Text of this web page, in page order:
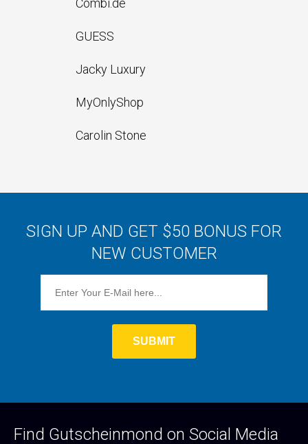
Combi.de
GUESS
Jacky Luxury
MyOnlyShop
Carolin Stone
SIGN UP AND GET $50 BONUS FOR
NEW CUSTOMER
Find Gutscheinmond on Social Media